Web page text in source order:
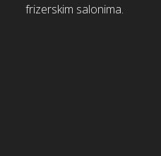
frizerskim salonima.